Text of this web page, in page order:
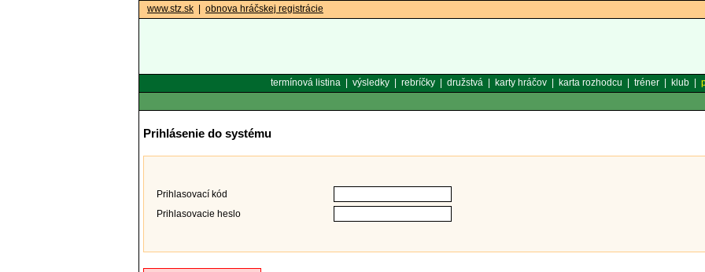
www.stz.sk obnova hráčskej registrácie
termínová listina| výsledky| rebríčky| družstvá| karty hráčov| karta rozhodcu tréner| klub|
Prihlásenie do systému
Prihlasovací kód
Prihlasovacie heslo